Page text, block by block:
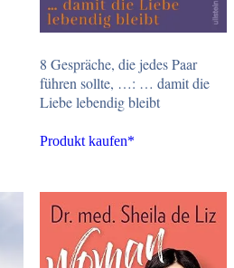
8 Gespräche, die jedes Paar
führen sollte, …: … damit die
Liebe lebendig bleibt
Produkt kaufen*